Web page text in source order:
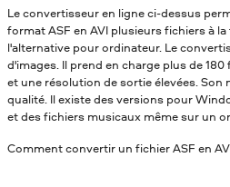
Le convertisseur en ligne ci-dessus
format ASF en AVI plusieurs fichiers à
l'alternative pour ordinateur. Le
d'images. Il prend en charge plus de
et une résolution de sortie élevées.
qualité. Il existe des versions pour
et des fichiers musicaux même sur un
Comment convertir un fichier ASF en